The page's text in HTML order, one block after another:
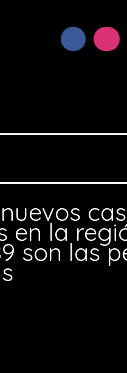
en la
son las